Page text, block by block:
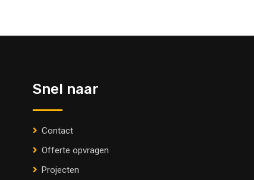
Snel naar
Contact
Offerte opvragen
Projecten